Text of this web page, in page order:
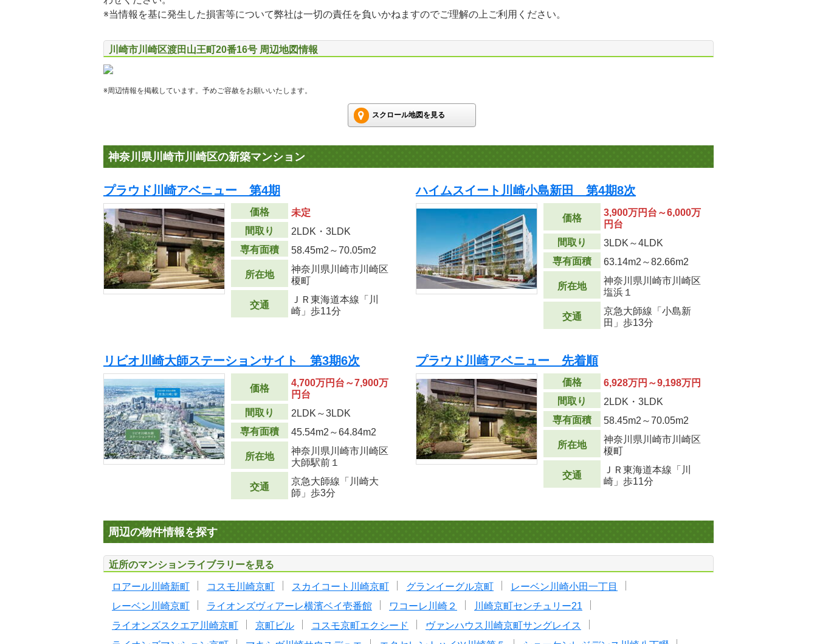
※当情報を基に発生した損害等について弊社は一切の責任を負いかねますのでご理解の上ご利用ください。
川崎市川崎区渡田山王町20番16号 周辺地図情報
※周辺情報を掲載しています。予めご容赦をお願いいたします。
スクロール地図を見る
神奈川県川崎市川崎区の新築マンション
プラウド川崎アベニュー 第4期
価格
未定
間取り
2LDK・3LDK
専有面積
58.45m2 ～70.05m2
所在地
神奈川県川崎市川崎区
榎町
交通
ＪＲ東海道本線「川
崎」歩11分
ハイムスイート川崎小島新田 第4期8次
価格
3,900万円台～6,000万
円台
間取り
3LDK～4LDK
専有面積
63.14m2 ～82.66m2
所在地
神奈川県川崎市川崎区
塩浜１
交通
京急大師線「小島新
田」歩13分
リビオ川崎大師ステーションサイト 第3期6次
価格
4,700万円台～7,900万
円台
間取り
2LDK～3LDK
専有面積
45.54m2 ～64.84m2
所在地
神奈川県川崎市川崎区
大師駅前１
交通
京急大師線「川崎大
師」歩3分
プラウド川崎アベニュー 先着順
価格
6,928万円～9,198万円
間取り
2LDK・3LDK
専有面積
58.45m2 ～70.05m2
所在地
神奈川県川崎市川崎区
榎町
交通
ＪＲ東海道本線「川
崎」歩11分
周辺の物件情報を探す
近所のマンションライブラリーを見る
ロアール川崎新町 コスモ川崎京町 スカイコート川崎京町 グランイーグル京町
レーベン川崎小田一丁目
レーベン川崎京町
ライオンズヴィアーレ横濱ベイ壱番館 ワコーレ川崎２
川崎京町センチュリー21
ライオンズスクエア川崎京町
京町ビル コスモ京町エクシード
ヴァンハウス川崎京町サングレイス